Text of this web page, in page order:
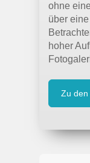
ohne
über
hoher
Zu den